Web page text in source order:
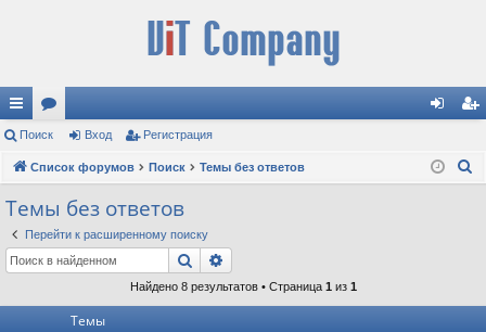
с
ы
лк
и
ор
ум д ис
Поиск Вход Регистрация
Список форумов Поиск Темы без ответов
Темы без ответов
Перейти к расширенному поиску
Поиск
Найдено 8 результатов • Страница 1 из 1
Темы